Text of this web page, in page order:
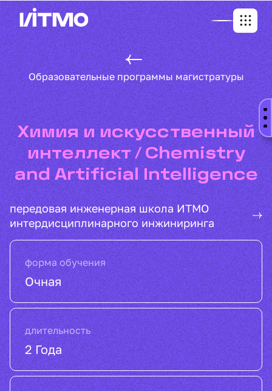
Образовательные программы магистратуры
Химия и искусственный
интеллект / Chemistry
and Artificial Intelligence
передовая инженерная школа ИТМО
интердисциплинарного инжиниринга
форма обучения
Очная
длительность
2 Года